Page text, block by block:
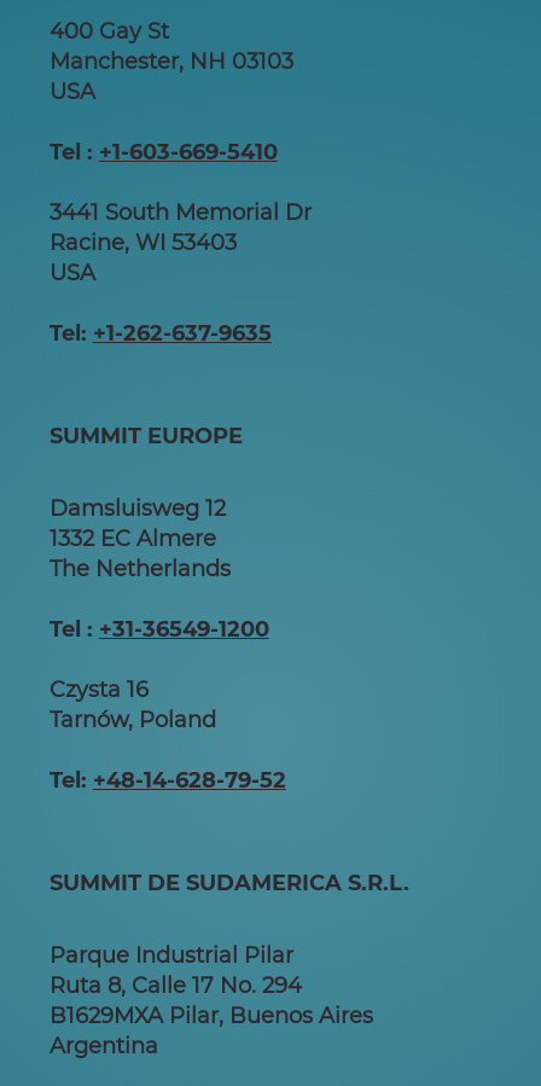
400 Gay St
Manchester, NH 03103
USA
Tel : +1-603-669-5410
3441 South Memorial Dr
Racine, WI 53403
USA
Tel: +1-262-637-9635
SUMMIT EUROPE
Damsluisweg 12
1332 EC Almere
The Netherlands
Tel : +31-36549-1200
Czysta 16
Tarnów, Poland
Tel: +48-14-628-79-52
SUMMIT DE SUDAMERICA S.R.L.
Parque Industrial Pilar
Ruta 8, Calle 17 No. 294
B1629MXA Pilar, Buenos Aires
Argentina